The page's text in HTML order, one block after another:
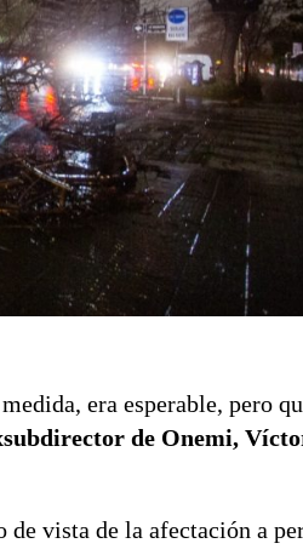
era esperable, pero
de Onemi,
vista de la afectación a